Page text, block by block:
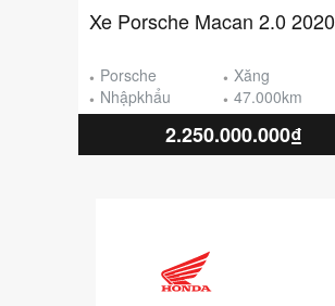
Xe Porsche Macan 2.0 2020
Porsche
Xăng
Nhậpkhẩu
47.000km
2.250.000.000₫